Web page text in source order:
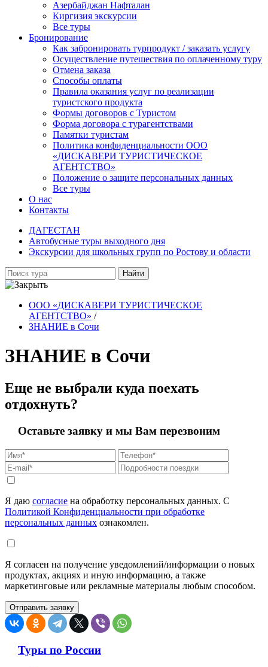
Азербайджан Нафталан
Киргизия экскурсии
Все туры
Бронирование
Как забронировать турпродукт / заказать услугу
Осуществление путешествия по оплаченному туру
Отмена заказа
Способы оплаты
Правила оказания услуг по реализации
туристского продукта
Формы договоров с Туристом
Форма договора с турагентствами
Памятки туристам
Политика конфиденциальности ООО
«ДИСКАВЕРИ ТУРИСТИЧЕСКОЕ
АГЕНТСТВО»
Положение о защите персональных данных
Все туры
О нас
Контакты
ДАГЕСТАН
Автобусные туры выходного дня
Экскурсии для школьных групп по Ростову и области
Найти
ООО «ДИСКАВЕРИ ТУРИСТИЧЕСКОЕ
АГЕНТСТВО» /
ЗНАНИЕ в Сочи
ЗНАНИЕ в Сочи
Еще не выбрали куда поехать
отдохнуть?
Оставьте заявку и мы Вам перезвоним
Я даю согласие на обработку персональных данных. С
Политикой Конфиденциальности при обработке
персональных данных ознакомлен.
Я согласен на получение уведомлений/информации о новых
продуктах, акциях и иную информацию, а также
маркетинговые или рекламные материалы любым способом.
Туры по России